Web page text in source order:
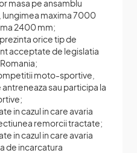
masa pe ansamblu
maxima 7000
2400 mm;
orice tip de
acceptate de legislatia
moto-sportive,
sau participa la
in cazul in care avaria
remorcii tractate;
in cazul in care avaria
de incarcatura